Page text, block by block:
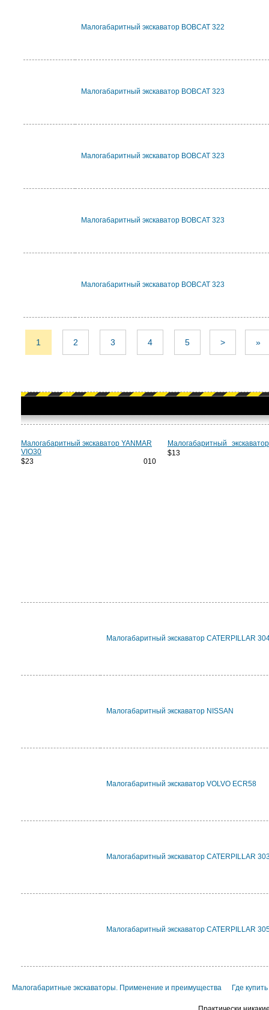
Малогабаритный экскаватор BOBCAT 322
Малогабаритный экскаватор BOBCAT 323
Малогабаритный экскаватор BOBCAT 323
Малогабаритный экскаватор BOBCAT 323
Малогабаритный экскаватор BOBCAT 323
1 2 3 4 5 > »
Малогабаритный экскаватор YANMAR
VIO30
$23 010
Малогабаритный
$13
Малогабаритный экскаватор CATERPILLAR
Малогабаритный экскаватор NISSAN
Малогабаритный экскаватор VOLVO ECR58
Малогабаритный экскаватор CATERPILLAR
Малогабаритный экскаватор CATERPILLAR
Малогабаритные экскаваторы. Применение и преимущества Где